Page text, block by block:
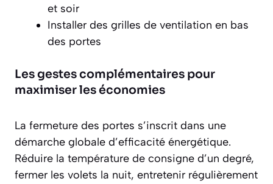
et soir
Installer des grilles de ventilation en bas
des portes
Les gestes complémentaires pour
maximiser les économies
La fermeture des portes s’inscrit dans une
démarche globale d’efficacité énergétique.
Réduire la température de consigne d’un degré,
fermer les volets la nuit, entretenir régulièrement